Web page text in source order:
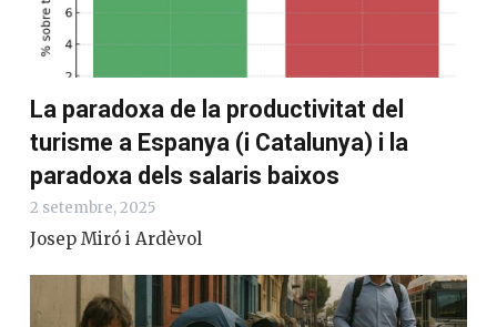
La paradoxa de la productivitat del
turisme a Espanya (i Catalunya) i la
paradoxa dels salaris baixos
2 setembre, 2025
Josep Miró i Ardèvol